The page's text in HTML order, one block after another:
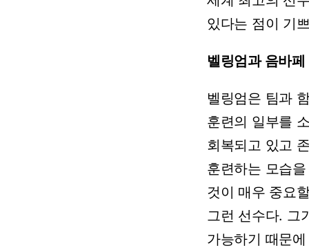
있다는 점이 기
벨링엄과 음바페
벨링엄은 팀과
훈련의 일부를
회복되고 있고
훈련하는 모습을
것이 매우 중요
그런 선수다. 그
가능하기 때문에